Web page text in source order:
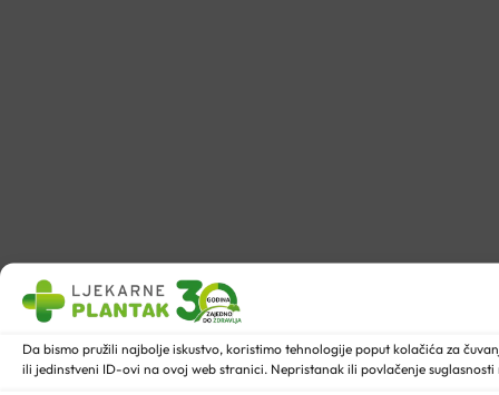
Da bismo pružili najbolje iskustvo, koristimo tehnologije poput kolačića za
ili jedinstveni ID-ovi na ovoj web stranici. Nepristanak ili povlačenje